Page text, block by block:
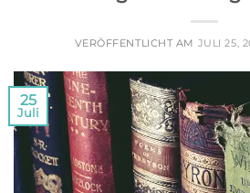
VERÖFFENTLICHT AM JULI 25,
25
Juli